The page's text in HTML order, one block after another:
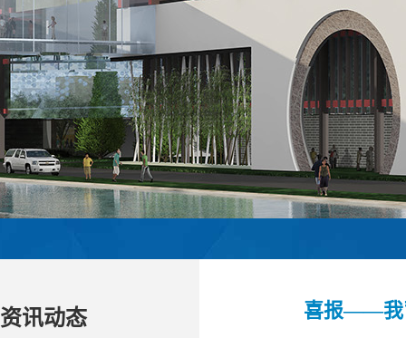
资讯动态 喜报——我